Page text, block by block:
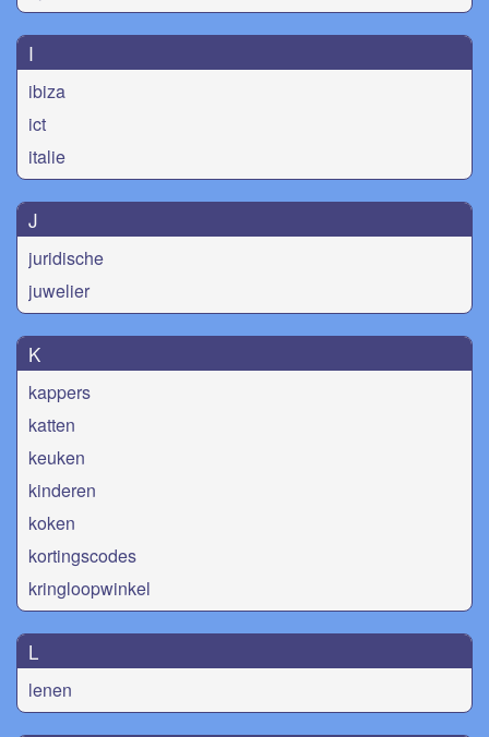
I
ibiza
ict
italie
J
juridische
juwelier
K
kappers
katten
keuken
kinderen
koken
kortingscodes
kringloopwinkel
L
lenen